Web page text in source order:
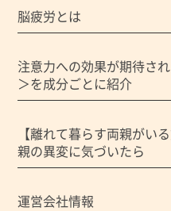
脳疲労とは
注意力への効果が期待さ
＞を成分ごとに紹介
【離れて暮らす両親がい
親の異変に気づいたら
運営会社情報